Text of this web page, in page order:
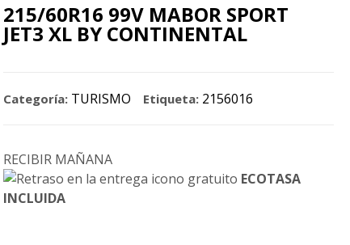
215/60R16 99V MABOR SPORT
JET3 XL BY CONTINENTAL
Categoría: TURISMO Etiqueta: 2156016
RECIBIR MAÑANA
ECOTASA
INCLUIDA